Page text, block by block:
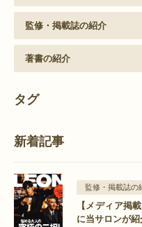
監修・掲載誌の紹介
著書の紹介
タグ
新着記事
監修・掲載誌の
【メディア掲
に当サロンが紹